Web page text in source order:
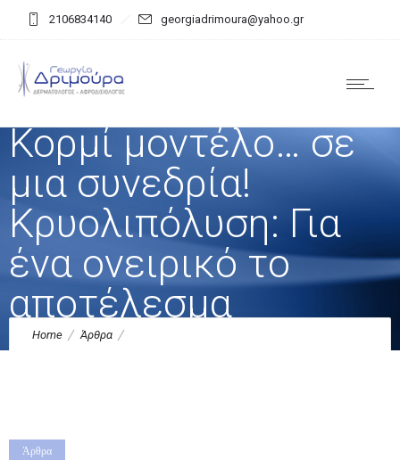
2106834140 georgiadrimoura@yahoo.gr
Κορμί μοντέλο… σε
μια συνεδρία!
Κρυολιπόλυση: Για
ένα ονειρικό το
αποτέλεσμα
Home Άρθρα
Άρθρα